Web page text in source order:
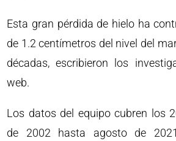
Esta gran pérdida de hielo ha
de 1.2 centímetros del nivel del
décadas, escribieron los
web.
Los datos del equipo cubren los
de 2002 hasta agosto de